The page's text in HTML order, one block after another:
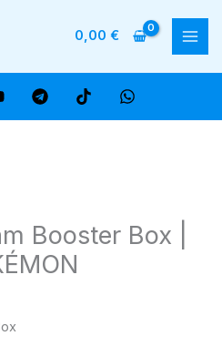
0,00 €
Booster Box |